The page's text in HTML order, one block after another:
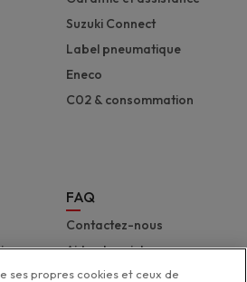
Suzuki Connect
Label pneumatique
Eneco
C02 & consommation
FAQ
Contactez-nous
Aide et assistance
Déclaration d'accessibilité
ses propres cookies et ceux de